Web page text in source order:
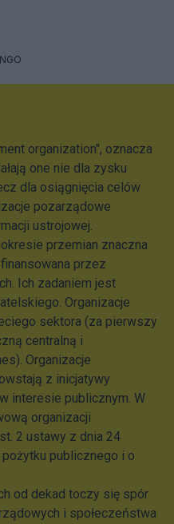
NGO
organization", oznacza
one nie dla zysku
dla osiągnięcia celów
pozarządowe
ustrojowej.
przemian znaczna
przez
Ich zadaniem jest
Organizacje
sektora (za pierwszy
centralną i
Organizacje
z inicjatywy
interesie publicznym. W
organizacji
2 ustawy z dnia 24
publicznego i o
od dekad toczy się spór
i społeczeństwa